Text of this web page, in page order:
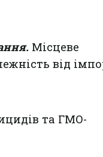
Місцеве
від
та ГМО-